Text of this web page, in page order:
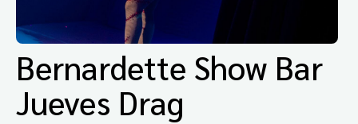
Bernardette Show Bar
Jueves Drag